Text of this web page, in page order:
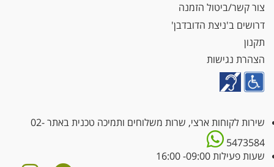
צור קשר/ביטול הזמנה
דרושים ב'ניצת הדובדבן'
תקנון
הצהרת נגישות
שירות לקוחות ארצי, שרות משלוחים ותמיכה טכנית באתר02-
5473584
שעות פעילות 09:00- 16:00